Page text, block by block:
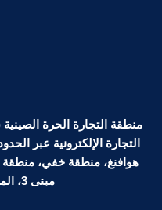
منطقة التجارة الحرة
G، مبنى 3، المرحلة الثالثة من المنطقة الصناعية